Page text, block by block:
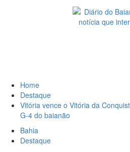
Home
Destaque
Vitória vence o Vitória da
G-4 do baianão
Bahia
Destaque